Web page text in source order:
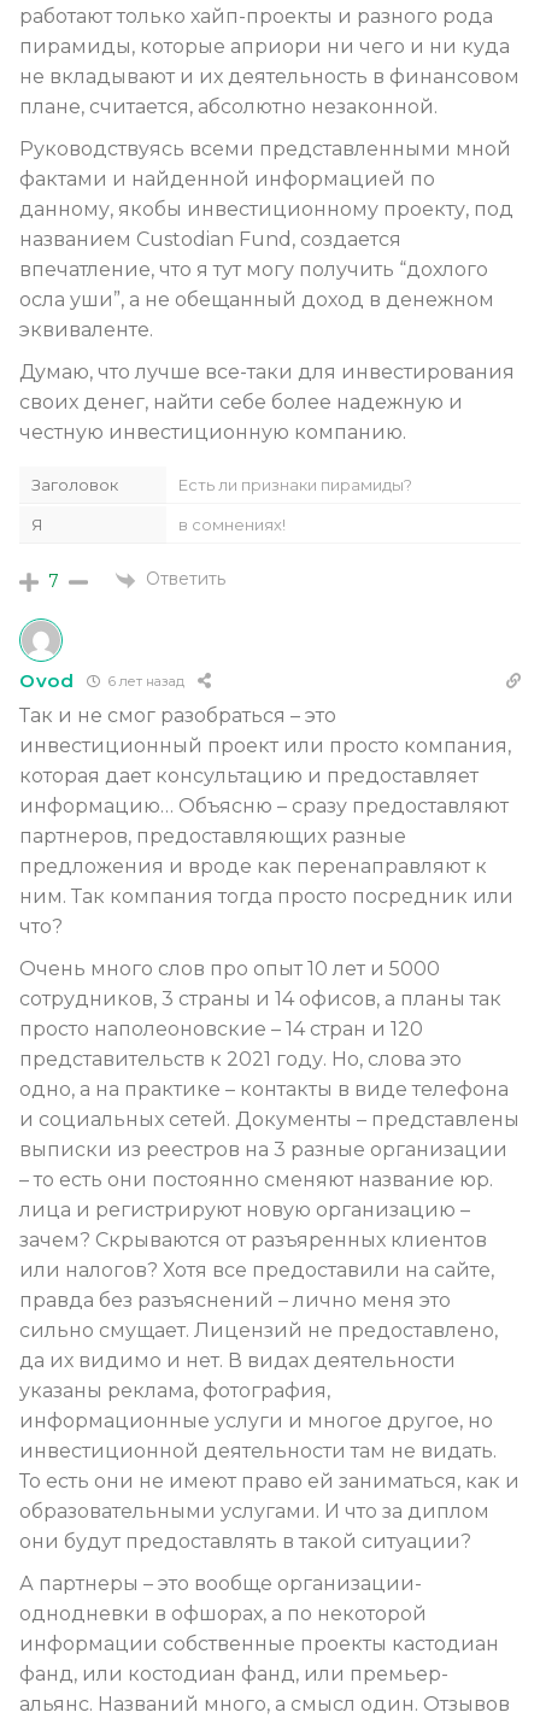
работают только хайп-проекты и разного рода
пирамиды, которые априори ни чего и ни куда
не вкладывают и их деятельность в финансовом
плане, считается, абсолютно незаконной.
Руководствуясь всеми представленными мной
фактами и найденной информацией по
данному, якобы инвестиционному проекту, под
названием Custodian Fund, создается
впечатление, что я тут могу получить “дохлого
осла уши”, а не обещанный доход в денежном
эквиваленте.
Думаю, что лучше все-таки для инвестирования
своих денег, найти себе более надежную и
честную инвестиционную компанию.
Заголовок Есть ли признаки пирамиды?
Я в сомнениях!
7 Ответить
Ovod 6 лет назад
Так и не смог разобраться – это
инвестиционный проект или просто компания,
которая дает консультацию и предоставляет
информацию… Объясню – сразу предоставляют
партнеров, предоставляющих разные
предложения и вроде как перенаправляют к
ним. Так компания тогда просто посредник или
что?
Очень много слов про опыт 10 лет и 5000
сотрудников, 3 страны и 14 офисов, а планы так
просто наполеоновские – 14 стран и 120
представительств к 2021 году. Но, слова это
одно, а на практике – контакты в виде телефона
и социальных сетей. Документы – представлены
выписки из реестров на 3 разные организации
– то есть они постоянно сменяют название юр.
лица и регистрируют новую организацию –
зачем? Скрываются от разъяренных клиентов
или налогов? Хотя все предоставили на сайте,
правда без разъяснений – лично меня это
сильно смущает. Лицензий не предоставлено,
да их видимо и нет. В видах деятельности
указаны реклама, фотография,
информационные услуги и многое другое, но
инвестиционной деятельности там не видать.
То есть они не имеют право ей заниматься, как и
образовательными услугами. И что за диплом
они будут предоставлять в такой ситуации?
А партнеры – это вообще организации-
однодневки в офшорах, а по некоторой
информации собственные проекты кастодиан
фанд, или костодиан фанд, или премьер-
альянс. Названий много, а смысл один. Отзывов